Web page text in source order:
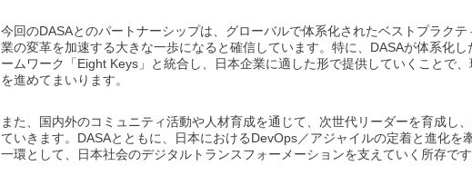
今回のDASAとのパートナーシップは、グローバルで体系化されたベストプラク
業の変革を加速する大きな一歩になると確信しています。特に、DASAが体系化
ームワーク「Eight Keys」と統合し、日本企業に適した形で提供していくことで
を進めてまいります。
また、国内外のコミュニティ活動や人材育成を通じて、次世代リーダーを育成し
ていきます。DASAとともに、日本におけるDevOps／アジャイルの定着と進化
一環として、日本社会のデジタルトランスフォーメーションを支えていく所存です